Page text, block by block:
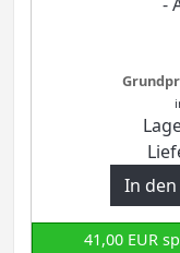
In
41,00 EUR